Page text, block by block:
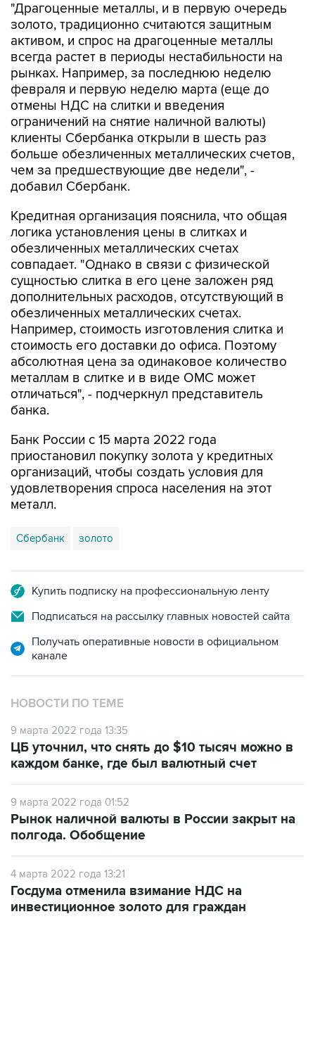
"Драгоценные металлы, и в первую очередь
золото, традиционно считаются защитным
активом, и спрос на драгоценные металлы
всегда растет в периоды нестабильности на
рынках. Например, за последнюю неделю
февраля и первую неделю марта (еще до
отмены НДС на слитки и введения
ограничений на снятие наличной валюты)
клиенты Сбербанка открыли в шесть раз
больше обезличенных металлических счетов,
чем за предшествующие две недели", -
добавил Сбербанк.
Кредитная организация пояснила, что общая
логика установления цены в слитках и
обезличенных металлических счетах
совпадает. "Однако в связи с физической
сущностью слитка в его цене заложен ряд
дополнительных расходов, отсутствующий в
обезличенных металлических счетах.
Например, стоимость изготовления слитка и
стоимость его доставки до офиса. Поэтому
абсолютная цена за одинаковое количество
металлам в слитке и в виде ОМС может
отличаться", - подчеркнул представитель
банка.
Банк России с 15 марта 2022 года
приостановил покупку золота у кредитных
организаций, чтобы создать условия для
удовлетворения спроса населения на этот
металл.
Сбербанк золото
Купить подписку на профессиональную ленту
Подписаться на рассылку главных новостей сайта
Получать оперативные новости в официальном
канале
НОВОСТИ ПО ТЕМЕ
9 марта 2022 года 13:35
ЦБ уточнил, что снять до $10 тысяч можно в
каждом банке, где был валютный счет
9 марта 2022 года 01:52
Рынок наличной валюты в России закрыт на
полгода. Обобщение
4 марта 2022 года 13:21
Госдума отменила взимание НДС на
инвестиционное золото для граждан